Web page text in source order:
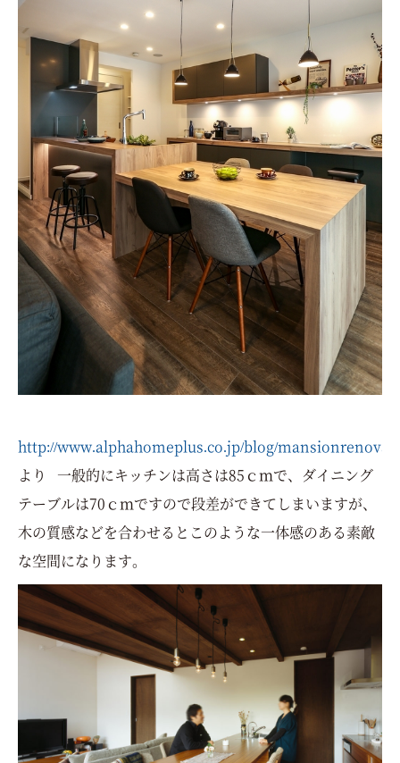
http://www.alphahomeplus.co.jp/blog/
より 一般的にキッチンは高さは85ｃｍで、ダイニング
テーブルは70ｃｍですので段差ができてしまいますが、
木の質感などを合わせるとこのような一体感のある素敵
な空間になります。